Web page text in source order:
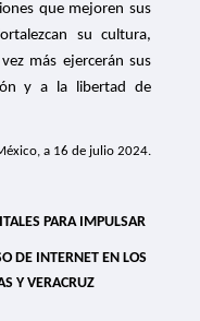
que mejoren sus
su cultura,
más ejercerán sus
y a la libertad de
a 16 de julio 2024.
PARA IMPULSAR
DE INTERNET EN LOS
Y VERACRUZ